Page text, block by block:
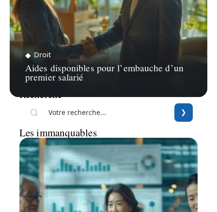
Droit
Aides disponibles pour l’embauche d’un
premier salarié
Recherche
Les immanquables